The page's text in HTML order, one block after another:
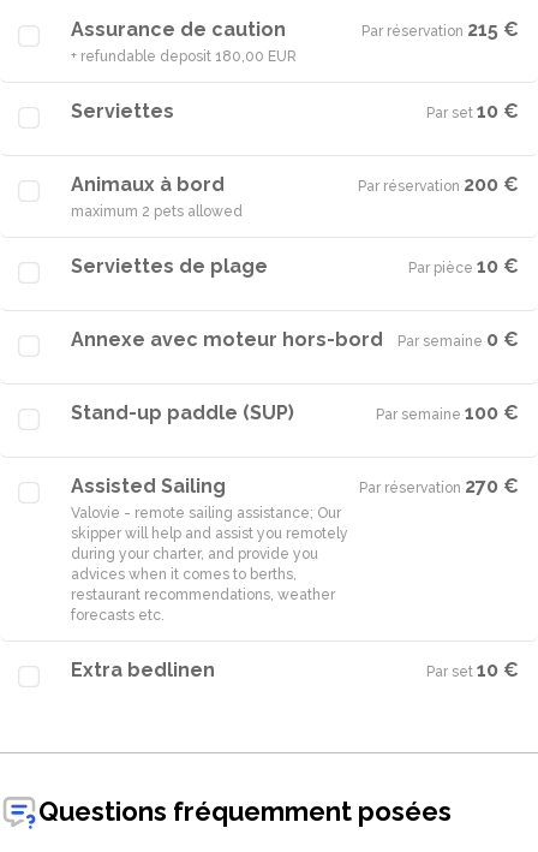
Assurance de caution
+ refundable deposit 180,00 EUR
Par réservation·215 €
Serviettes Par set·10 €
Animaux à bord
maximum 2 pets allowed
Par réservation·200 €
Serviettes de plage Par pièce·10 €
Annexe avec moteur hors-bord Par semaine·0 €
Stand-up paddle (SUP) Par semaine·100 €
Assisted Sailing
Valovie - remote sailing assistance; Our
skipper will help and assist you remotely
during your charter, and provide you
advices when it comes to berths,
restaurant recommendations, weather
Par réservation·270 €
Extra bedlinen Par set·10 €
Questions fréquemment posées